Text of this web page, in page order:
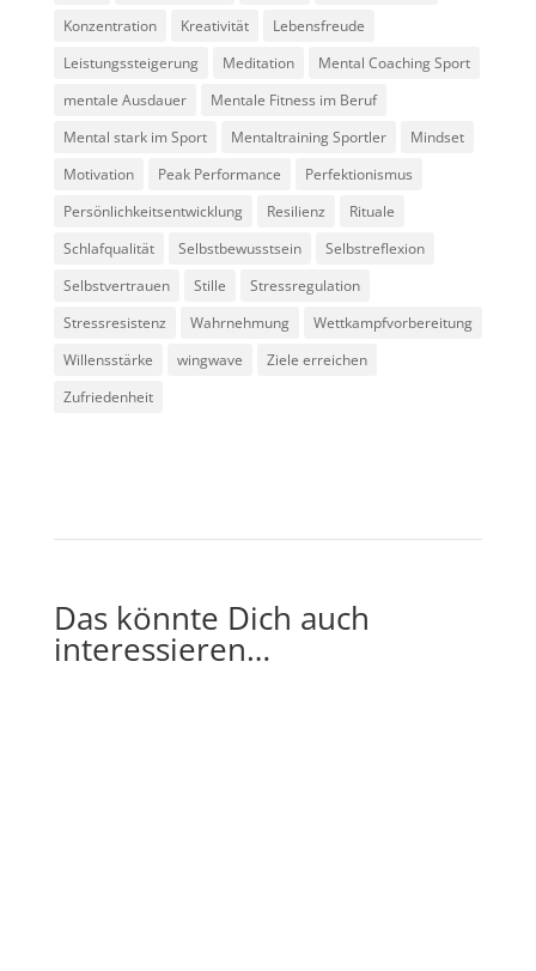
Konzentration
Kreativität
Lebensfreude
Leistungssteigerung
Meditation
Mental Coaching Sport
mentale Ausdauer
Mentale Fitness im Beruf
Mental stark im Sport
Mentaltraining Sportler
Mindset
Motivation
Peak Performance
Perfektionismus
Persönlichkeitsentwicklung
Resilienz
Rituale
Schlafqualität
Selbstbewusstsein
Selbstreflexion
Selbstvertrauen
Stille
Stressregulation
Stressresistenz
Wahrnehmung
Wettkampfvorbereitung
Willensstärke
wingwave
Ziele erreichen
Zufriedenheit
Das könnte Dich auch
interessieren…